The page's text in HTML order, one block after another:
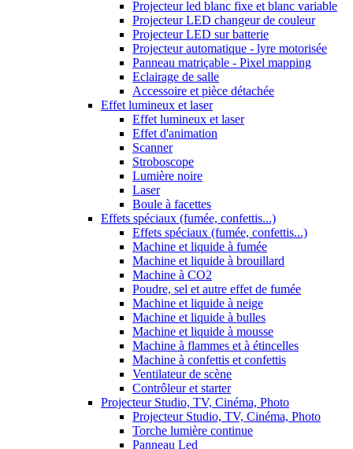
Projecteur led blanc fixe et blanc variable
Projecteur LED changeur de couleur
Projecteur LED sur batterie
Projecteur automatique - lyre motorisée
Panneau matriçable - Pixel mapping
Eclairage de salle
Accessoire et pièce détachée
Effet lumineux et laser
Effet lumineux et laser
Effet d'animation
Scanner
Stroboscope
Lumière noire
Laser
Boule à facettes
Effets spéciaux (fumée, confettis...)
Effets spéciaux (fumée, confettis...)
Machine et liquide à fumée
Machine et liquide à brouillard
Machine à CO2
Poudre, sel et autre effet de fumée
Machine et liquide à neige
Machine et liquide à bulles
Machine et liquide à mousse
Machine à flammes et à étincelles
Machine à confettis et confettis
Ventilateur de scène
Contrôleur et starter
Projecteur Studio, TV, Cinéma, Photo
Projecteur Studio, TV, Cinéma, Photo
Torche lumière continue
Panneau Led